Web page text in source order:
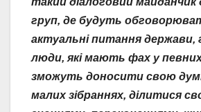
груп, де будуть
актуальні питання держави,
люди, які мають фах у певних
зможуть доносити свою
малих зібраннях, ділитися